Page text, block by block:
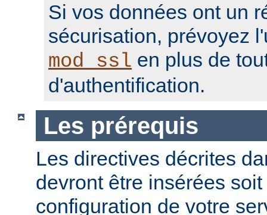
Si vos données ont un
sécurisation, prévoyez
mod_ssl en plus de
d'authentification.
Les prérequis
Les directives décrites
devront être insérées
configuration de votre